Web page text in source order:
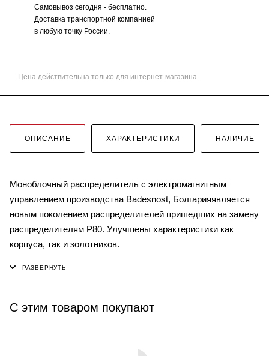
Самовывоз сегодня - бесплатно.
Доставка транспортной компанией
в любую точку России.
Цена действительна только для интернет-магазина.
ОПИСАНИЕ ХАРАКТЕРИСТИКИ НАЛИЧИЕ
Моноблочный распределитель с электромагнитным
управлением производства Badesnost, Болгарияявляется
новым поколением распределителей пришедших на замену
распределителям P80. Улучшены характеристики как
корпуса, так и золотников.
С этим товаром покупают